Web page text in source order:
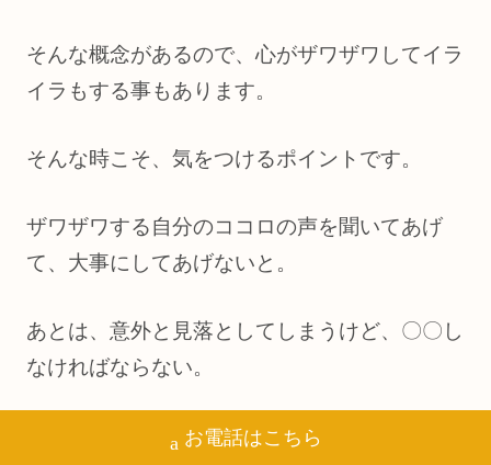
そんな概念があるので、心がザワザワしてイラ
イラもする事もあります。
そんな時こそ、気をつけるポイントです。
ザワザワする自分のココロの声を聞いてあげ
て、大事にしてあげないと。
あとは、意外と見落としてしまうけど、〇〇し
なければならない。
こういう言葉遣いをすると、不味いです。
お電話はこちら